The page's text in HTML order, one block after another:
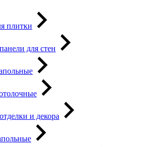
плитки
для стен
и декора